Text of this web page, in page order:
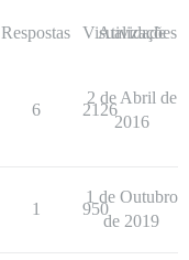
Respostas Visualizações
Atividade
6 2126
2 de Abril de
2016
1 950
1 de Outubro
de 2019